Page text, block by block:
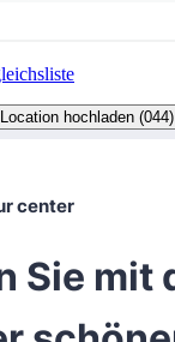
hochladen (044)